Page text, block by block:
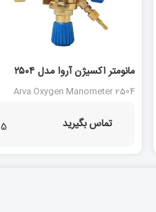
مانومتر اکسیژن آروا مدل ۲۵۰۴
Arva Oxygen Manometer 2504
تماس بگیرید 5